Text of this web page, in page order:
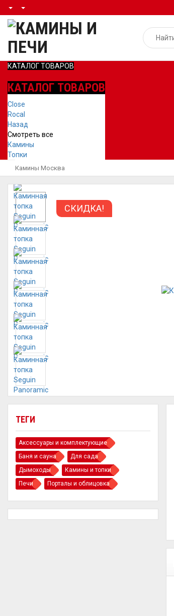
КАТАЛОГ ТОВАРОВ
КАТАЛОГ ТОВАРОВ
Close
Rocal
Назад
Смотреть все
Камины
Топки
Камины Москва
СКИДКА!
ТЕГИ
Аксессуары и комплектующие
Баня и сауна
Для сада
Дымоходы
Камины и топки
Печи
Порталы и облицовка